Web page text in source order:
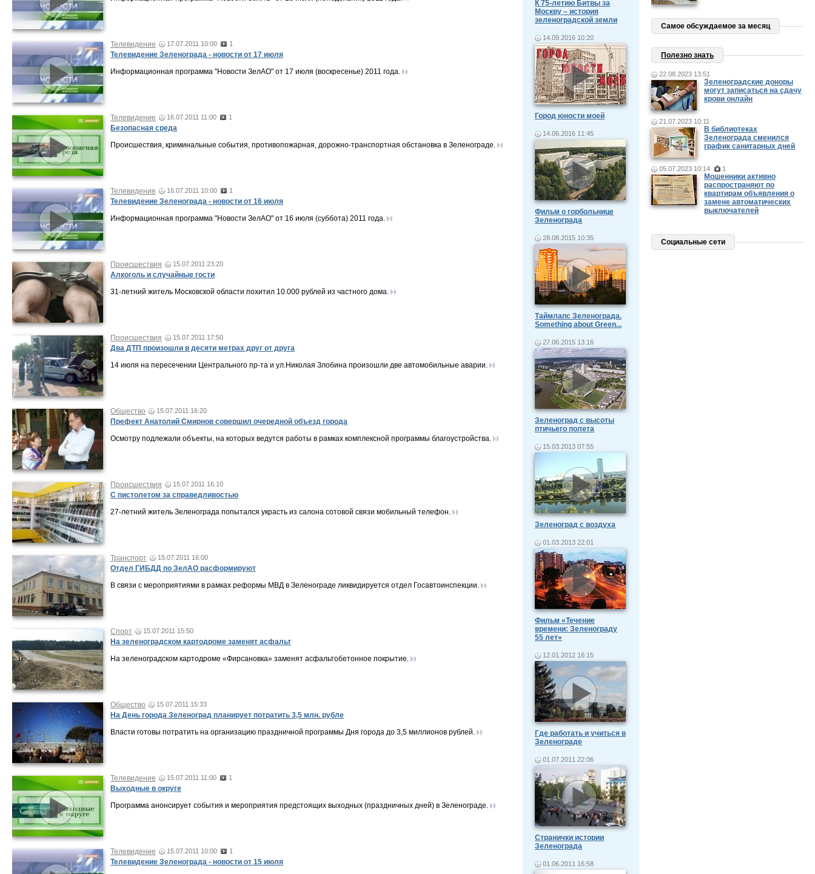
Телевидение 17.07.2011 10:00 1
Телевидение Зеленограда - новости от 17 июля
Информационная программа "Новости ЗелАО" от 17 июля (воскресенье) 2011 года.
Телевидение 16.07.2011 11:00 1
Безопасная среда
Происшествия, криминальные события, противопожарная, дорожно-транспортная обстановка в Зеленограде.
Телевидение 16.07.2011 10:00 1
Телевидение Зеленограда - новости от 16 июля
Информационная программа "Новости ЗелАО" от 16 июля (суббота) 2011 года.
Происшествия 15.07.2011 23:20
Алкоголь и случайные гости
31-летний житель Московской области похитил 10.000 рублей из частного дома.
Происшествия 15.07.2011 17:50
Два ДТП произошли в десяти метрах друг от друга
14 июля на пересечении Центрального пр-та и ул.Николая Злобина произошли две автомобильные аварии.
Общество 15.07.2011 16:20
Префект Анатолий Смирнов совершил очередной объезд города
Осмотру подлежали объекты, на которых ведутся работы в рамках комплексной программы благоустройства.
Происшествия 15.07.2011 16:10
С пистолетом за справедливостью
27-летний житель Зеленограда попытался украсть из салона сотовой связи мобильный телефон.
Транспорт 15.07.2011 16:00
Отдел ГИБДД по ЗелАО расформируют
В связи с мероприятиями в рамках реформы МВД в Зеленограде ликвидируется отдел Госавтоинспекции.
Спорт 15.07.2011 15:50
На зеленоградском картодроме заменят асфальт
На зеленоградском картодроме «Фирсановка» заменят асфальтобетонное покрытие.
Общество 15.07.2011 15:33
На День города Зеленоград планирует потратить 3,5 млн. рубле
Власти готовы потратить на организацию праздничной программы Дня города до 3,5 миллионов рублей.
Телевидение 15.07.2011 11:00 1
Выходные в округе
Программа анонсирует события и мероприятия предстоящих выходных (праздничных дней) в Зеленограде.
Телевидение 15.07.2011 10:00 1
Телевидение Зеленограда - новости от 15 июля
К 75-летию Битвы за
Москву – история
зеленоградской земли
14.09.2016 10:20
Город юности моей
14.06.2016 11:45
Фильм о горбольнице
Зеленограда
28.08.2015 10:35
Таймлапс Зеленограда.
Something about Green...
27.06.2015 13:16
Зеленоград с высоты
птичьего полета
15.03.2013 07:55
Зеленоград с воздуха
01.03.2013 22:01
Фильм «Течение
времени: Зеленограду
55 лет»
12.01.2012 16:15
Где работать и учиться в
Зеленограде
01.07.2011 22:06
Странички истории
Зеленограда
01.06.2011 16:58
Самое обсуждаемое за месяц
Полезно знать
22.08.2023 13:51
Зеленоградские доноры
могут записаться на сдачу
крови онлайн
21.07.2023 10:11
В библиотеках
Зеленограда сменился
график санитарных дней
05.07.2023 10:14 1
Мошенники активно
распространяют по
квартирам объявления о
замене автоматических
выключателей
Социальные сети